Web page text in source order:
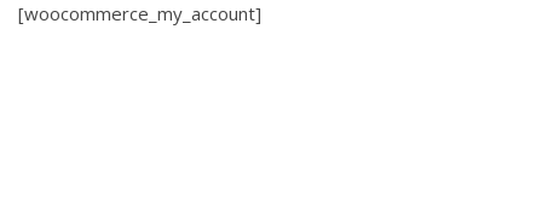
[woocommerce_my_account]